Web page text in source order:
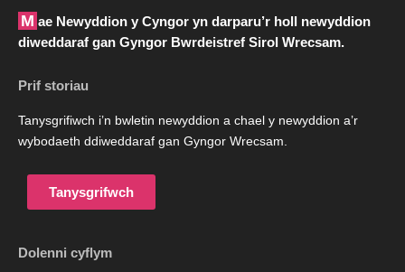
Mae Newyddion y Cyngor yn darparu’r holl newyddion
diweddaraf gan Gyngor Bwrdeistref Sirol Wrecsam.
Prif storiau
Tanysgrifiwch i’n bwletin newyddion a chael y newyddion a’r
wybodaeth ddiweddaraf gan Gyngor Wrecsam.
Tanysgrifwch
Dolenni cyflym